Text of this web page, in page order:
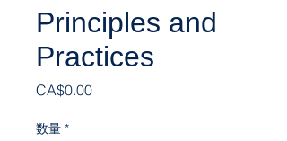
Principles and
Practices
CA$0.00価格
数量 *